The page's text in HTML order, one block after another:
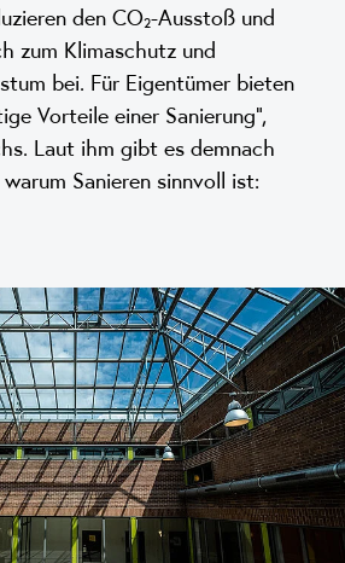
den CO₂-Ausstoß und
zum Klimaschutz und
bei. Für Eigentümer bieten
Vorteile einer Sanierung“,
Laut ihm gibt es demnach
Sanieren sinnvoll ist: